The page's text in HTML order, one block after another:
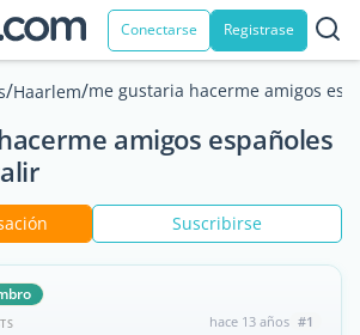
Conectarse Registrase
/Haarlem/me gustaria hacerme amigos
amigos españoles
Suscribirse
hace 13 años #1